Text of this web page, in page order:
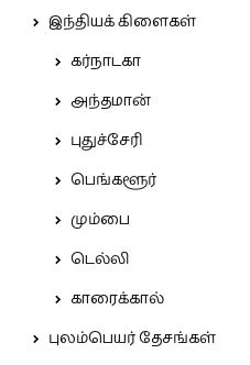
இந்தியக் கிளைகள்
கர்நாடகா
அந்தமான்
புதுச்சேரி
பெங்களூர்
மும்பை
டெல்லி
காரைக்கால்
புலம்பெயர் தேசங்கள்